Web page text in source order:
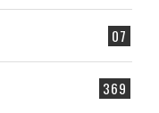
07
369